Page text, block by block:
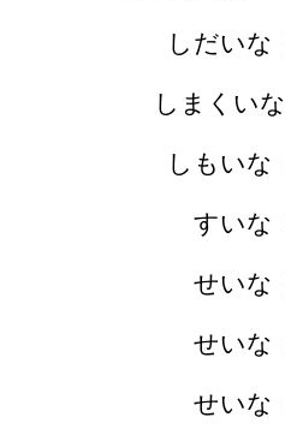
しだいな
しまくいな
しもいな
すいな
せいな
せいな
せいな